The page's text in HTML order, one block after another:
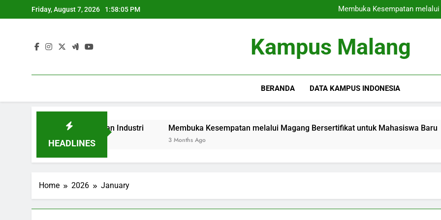
to
Friday, August 7, 2026 1:58:06 PM
Membuka Kesempatan
Pembelajaran Daring
Membuka Kesempatan
Pembelajaran Daring
Kampus Malang
BERANDA DATA KAMPUS INDONESIA
HEADLINES
Permintaan Industri Membuka Kesempatan melalui Magang Bersertifikat untuk Mahasiswa Baru
Home 2026 January